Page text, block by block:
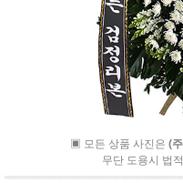
▣ 모든 상품 사진은 (
무단 도용시 법